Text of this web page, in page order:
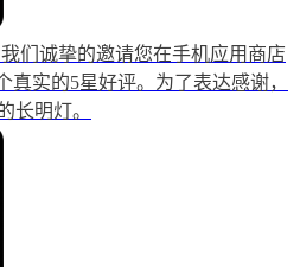
我们诚挚的邀请您在手机应用商店
真实的5星好评。为了表达感谢，
长明灯。